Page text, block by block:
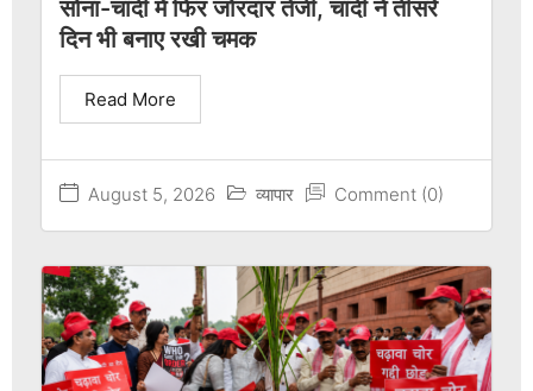
सोना-चांदी में फिर जोरदार तेजी, चांदी ने तीसरे
दिन भी बनाए रखी चमक
August 5, 2026 व्यापार Comment (0)
Read More